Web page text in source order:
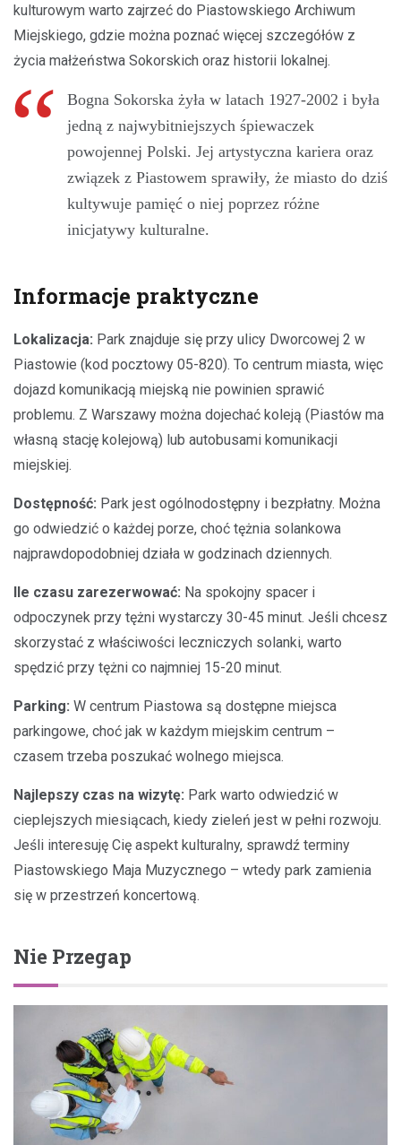
kulturowym warto zajrzeć do Piastowskiego Archiwum
Miejskiego, gdzie można poznać więcej szczegółów z
życia małżeństwa Sokorskich oraz historii lokalnej.
Bogna Sokorska żyła w latach 1927-2002 i była
jedną z najwybitniejszych śpiewaczek
powojennej Polski. Jej artystyczna kariera oraz
związek z Piastowem sprawiły, że miasto do dziś
kultywuje pamięć o niej poprzez różne
inicjatywy kulturalne.
Informacje praktyczne
Lokalizacja: Park znajduje się przy ulicy Dworcowej 2 w
Piastowie (kod pocztowy 05-820). To centrum miasta, więc
dojazd komunikacją miejską nie powinien sprawić
problemu. Z Warszawy można dojechać koleją (Piastów ma
własną stację kolejową) lub autobusami komunikacji
miejskiej.
Dostępność: Park jest ogólnodostępny i bezpłatny. Można
go odwiedzić o każdej porze, choć tężnia solankowa
najprawdopodobniej działa w godzinach dziennych.
Ile czasu zarezerwować: Na spokojny spacer i
odpoczynek przy tężni wystarczy 30-45 minut. Jeśli chcesz
skorzystać z właściwości leczniczych solanki, warto
spędzić przy tężni co najmniej 15-20 minut.
Parking: W centrum Piastowa są dostępne miejsca
parkingowe, choć jak w każdym miejskim centrum –
czasem trzeba poszukać wolnego miejsca.
Najlepszy czas na wizytę: Park warto odwiedzić w
cieplejszych miesiącach, kiedy zieleń jest w pełni rozwoju.
Jeśli interesuję Cię aspekt kulturalny, sprawdź terminy
Piastowskiego Maja Muzycznego – wtedy park zamienia
się w przestrzeń koncertową.
Nie Przegap